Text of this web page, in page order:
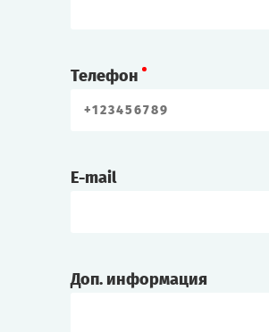
Телефон
E-mail
Доп. информация